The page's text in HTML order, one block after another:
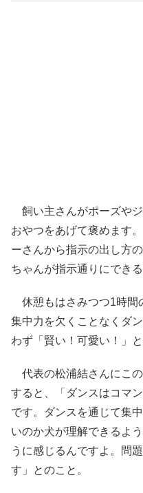
飼い主さんがポーズや
おやつをあげて褒めます
ーさんから指示の出し方
ちゃんが指示通りにでき
休憩もはさみつつ1時間
集中力を欠くことなくダ
わず「賢い！可愛い！」
代表の松浦結さんにこ
すると、「ダンスはコマ
です。ダンスを通じて集
いのか犬が理解できるよ
うに感じるんですよ。問
す」とのこと。